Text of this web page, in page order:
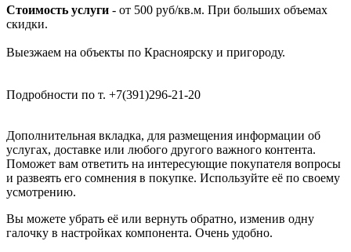
Стоимость услуги - от 500 руб/кв.м. При больших объемах
скидки.
Выезжаем на объекты по Красноярску и пригороду.
Подробности по т. +7(391)296-21-20
Дополнительная вкладка, для размещения информации об
услугах, доставке или любого другого важного контента.
Поможет вам ответить на интересующие покупателя вопросы
и развеять его сомнения в покупке. Используйте её по своему
усмотрению.
Вы можете убрать её или вернуть обратно, изменив одну
галочку в настройках компонента. Очень удобно.